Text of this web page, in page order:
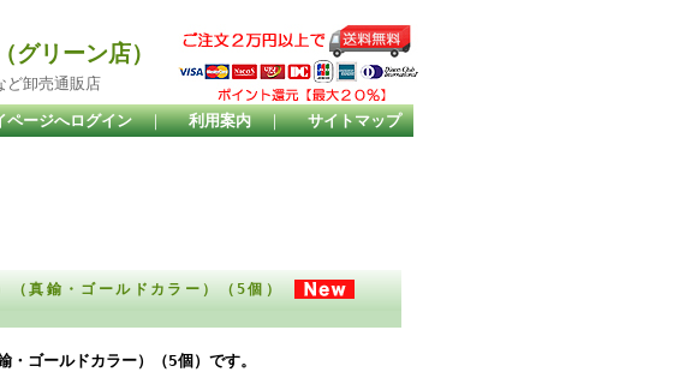
リーン店）
ど卸売通販店
ページへログイン ｜ 利用案内 ｜ サイトマップ
（真鍮・ゴールドカラー）（5個）
ゴールドカラー）（5個）です。